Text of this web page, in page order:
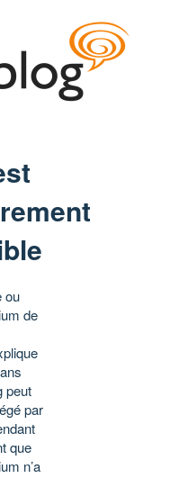
ou
de
peut
par
que
n’a